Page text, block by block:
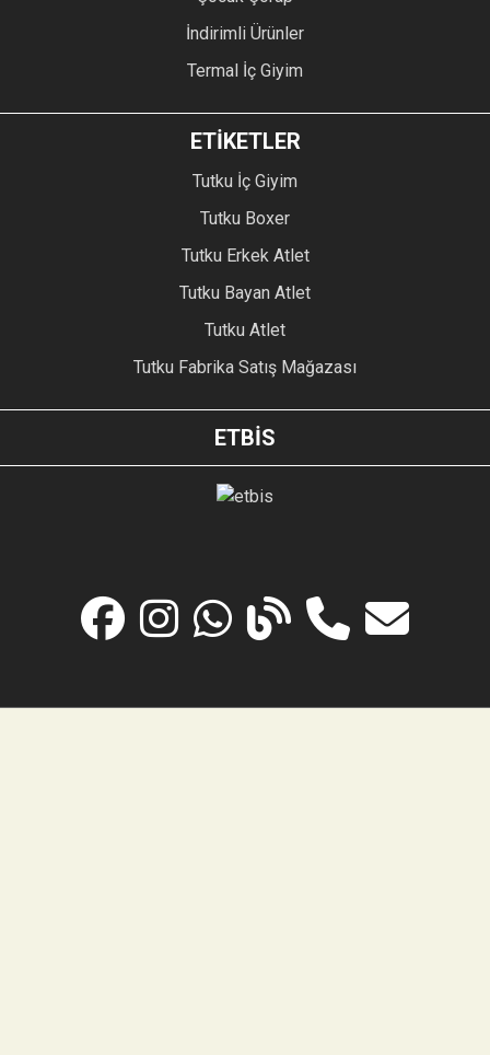
İndirimli Ürünler
Termal İç Giyim
ETİKETLER
Tutku İç Giyim
Tutku Boxer
Tutku Erkek Atlet
Tutku Bayan Atlet
Tutku Atlet
Tutku Fabrika Satış Mağazası
ETBİS